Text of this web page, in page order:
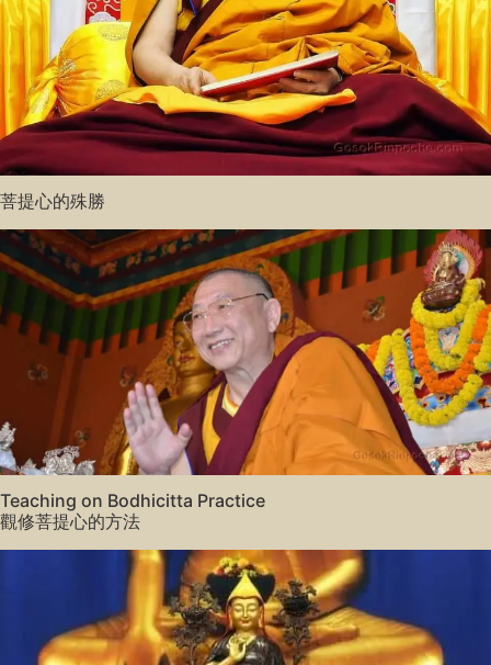
菩提心的殊勝
Teaching on Bodhicitta Practice
觀修菩提心的方法